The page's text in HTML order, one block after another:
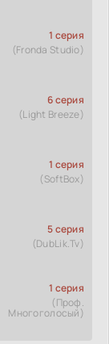
1 серия
(Fronda Studio)
6 серия
(Light Breeze)
1 серия
(SoftBox)
5 серия
(DubLik.Tv)
1 серия
(Проф.
Многоголосый)